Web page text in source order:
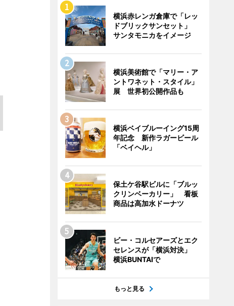
横浜赤レンガ倉庫で「レッ
ドブリックサンセット」
サンタモニカをイメージ
横浜美術館で「マリー・ア
ントワネット・スタイル」
展 世界初公開作品も
横浜ベイブルーイング15周
年記念 新作ラガービール
「ベイヘル」
保土ケ谷駅ビルに「ブルッ
クリンベーカリー」 看板
商品は高加水ドーナツ
ビー・コルセアーズとエク
セレンスが「横浜対決」
横浜BUNTAIで
もっと見る